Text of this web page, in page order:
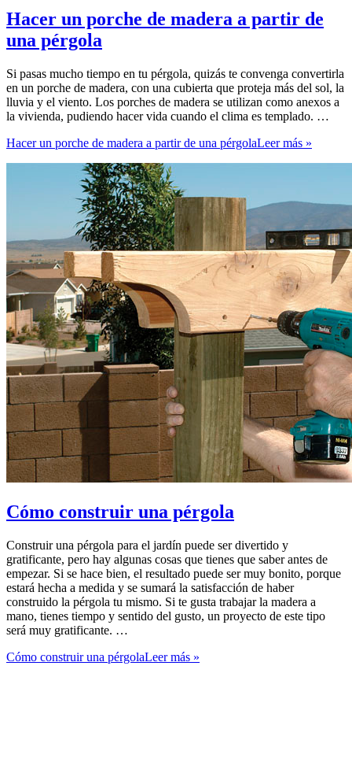
Hacer un porche de madera a partir de
una pérgola
Si pasas mucho tiempo en tu pérgola, quizás te convenga convertirla
en un porche de madera, con una cubierta que proteja más del sol, la
lluvia y el viento. Los porches de madera se utilizan como anexos a
la vivienda, pudiendo hacer vida cuando el clima es templado. …
Hacer un porche de madera a partir de una pérgolaLeer más »
Cómo construir una pérgola
Construir una pérgola para el jardín puede ser divertido y
gratificante, pero hay algunas cosas que tienes que saber antes de
empezar. Si se hace bien, el resultado puede ser muy bonito, porque
estará hecha a medida y se sumará la satisfacción de haber
construido la pérgola tu mismo. Si te gusta trabajar la madera a
mano, tienes tiempo y sentido del gusto, un proyecto de este tipo
será muy gratificante. …
Cómo construir una pérgolaLeer más »